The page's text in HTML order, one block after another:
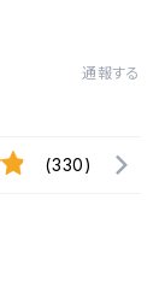
通報する
(330)